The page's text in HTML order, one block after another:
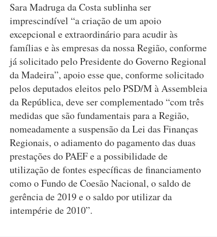
Sara Madruga da Costa sublinha ser
imprescindível “a criação de um apoio
excepcional e extraordinário para acudir às
famílias e às empresas da nossa Região, conforme
já solicitado pelo Presidente do Governo Regional
da Madeira”, apoio esse que, conforme solicitado
pelos deputados eleitos pelo PSD/M à Assembleia
da República, deve ser complementado “com três
medidas que são fundamentais para a Região,
nomeadamente a suspensão da Lei das Finanças
Regionais, o adiamento do pagamento das duas
prestações do PAEF e a possibilidade de
utilização de fontes específicas de financiamento
como o Fundo de Coesão Nacional, o saldo de
gerência de 2019 e o saldo por utilizar da
intempérie de 2010”.